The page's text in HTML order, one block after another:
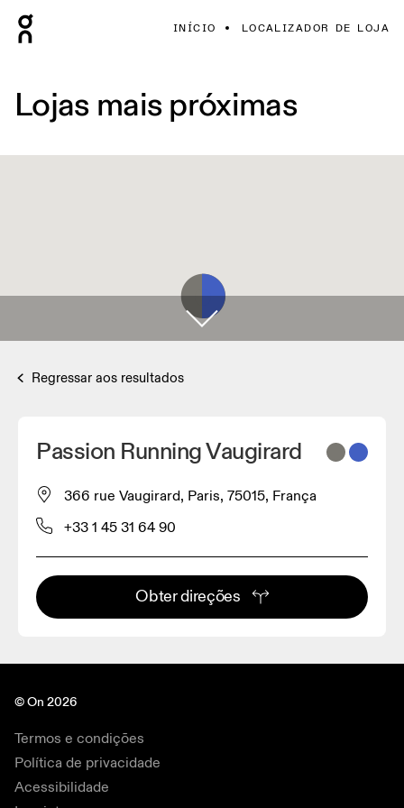
INÍCIO LOCALIZADOR DE LOJA
Lojas mais próximas
Regressar aos resultados
Passion Running Vaugirard
366 rue Vaugirard, Paris, 75015, França
+33 1 45 31 64 90
Obter direções
© On 2026
Termos e condições
Política de privacidade
Acessibilidade